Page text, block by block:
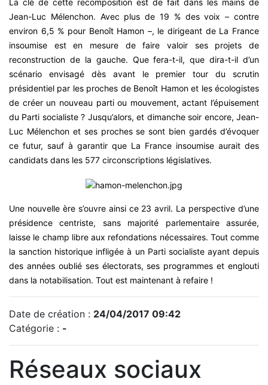
La clé de cette recomposition est de fait dans les mains de
Jean-Luc Mélenchon. Avec plus de 19 % des voix – contre
environ 6,5 % pour Benoît Hamon –, le dirigeant de La France
insoumise est en mesure de faire valoir ses projets de
reconstruction de la gauche. Que fera-t-il, que dira-t-il d’un
scénario envisagé dès avant le premier tour du scrutin
présidentiel par les proches de Benoît Hamon et les écologistes
de créer un nouveau parti ou mouvement, actant l’épuisement
du Parti socialiste ? Jusqu’alors, et dimanche soir encore, Jean-
Luc Mélenchon et ses proches se sont bien gardés d’évoquer
ce futur, sauf à garantir que La France insoumise aurait des
candidats dans les 577 circonscriptions législatives.
Une nouvelle ère s’ouvre ainsi ce 23 avril. La perspective d’une
présidence centriste, sans majorité parlementaire assurée,
laisse le champ libre aux refondations nécessaires. Tout comme
la sanction historique infligée à un Parti socialiste ayant depuis
des années oublié ses électorats, ses programmes et englouti
dans la notabilisation. Tout est maintenant à refaire !
Date de création : 24/04/2017 09:42
Catégorie : -
Réseaux sociaux